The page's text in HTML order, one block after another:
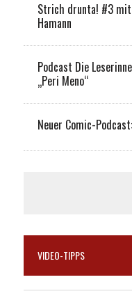
Strich drunta! #3 mit
Hamann
Podcast Die
„Peri Meno“
Neuer Comic-
VIDEO-TIPPS